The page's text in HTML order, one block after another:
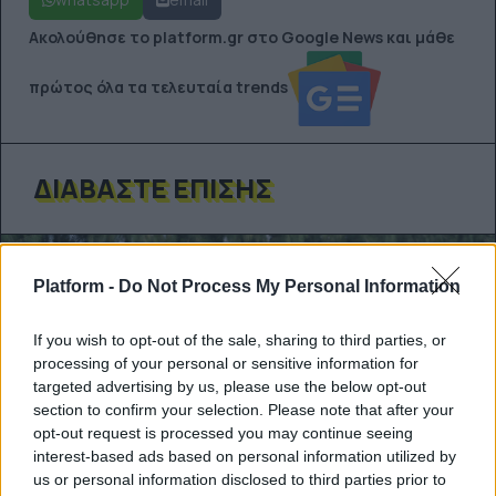
Platform - Do Not Process My Personal Information
If you wish to opt-out of the sale, sharing to third parties, or
processing of your personal or sensitive information for
targeted advertising by us, please use the below opt-out
section to confirm your selection. Please note that after your
opt-out request is processed you may continue seeing
interest-based ads based on personal information utilized by
us or personal information disclosed to third parties prior to
Ακολούθησε το platform.gr στο Google News και μάθε
πρώτος όλα τα τελευταία trends
ΔΙΑΒΆΣΤΕ ΕΠΊΣΗΣ